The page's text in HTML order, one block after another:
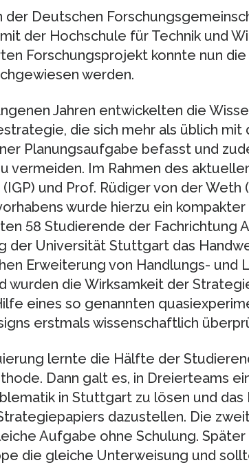
der Deutschen
der Hochschule für Technik und
Forschungsprojekt konnte nun
werden.
Jahren entwickelten die
die sich mehr als üblich
Planungsaufgabe befasst und
vermeiden. Im Rahmen des
und Prof. Rüdiger von der
wurde hierzu ein
58 Studierende der Fachrichtung
der Universität Stuttgart das
Erweiterung von Handlungs- und
wurden die Wirksamkeit der
eines so genannten
erstmals wissenschaftlich
lernte die Hälfte der
Dann galt es, in Dreierteams
in Stuttgart zu lösen und das
dazustellen. Die
Aufgabe ohne Schulung.
die gleiche Unterweisung und